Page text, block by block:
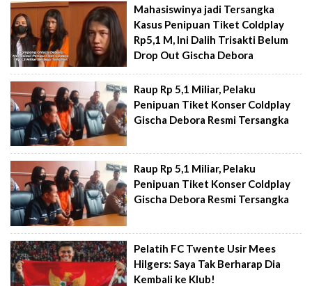
Mahasiswinya jadi Tersangka
Kasus Penipuan Tiket Coldplay
Rp5,1 M, Ini Dalih Trisakti Belum
Drop Out Gischa Debora
Raup Rp 5,1 Miliar, Pelaku
Penipuan Tiket Konser Coldplay
Gischa Debora Resmi Tersangka
Raup Rp 5,1 Miliar, Pelaku
Penipuan Tiket Konser Coldplay
Gischa Debora Resmi Tersangka
Pelatih FC Twente Usir Mees
Hilgers: Saya Tak Berharap Dia
Kembali ke Klub!